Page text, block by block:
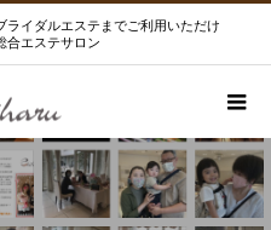
ライダルエステまでご利用いただけ
合エステサロン